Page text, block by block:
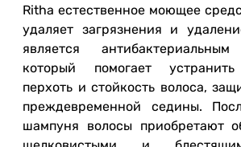
Ritha естественное моющее
удаляет загрязнения и
является
который помогает
перхоть и стойкость волоса,
преждевременной седины.
шампуня волосы приобретают